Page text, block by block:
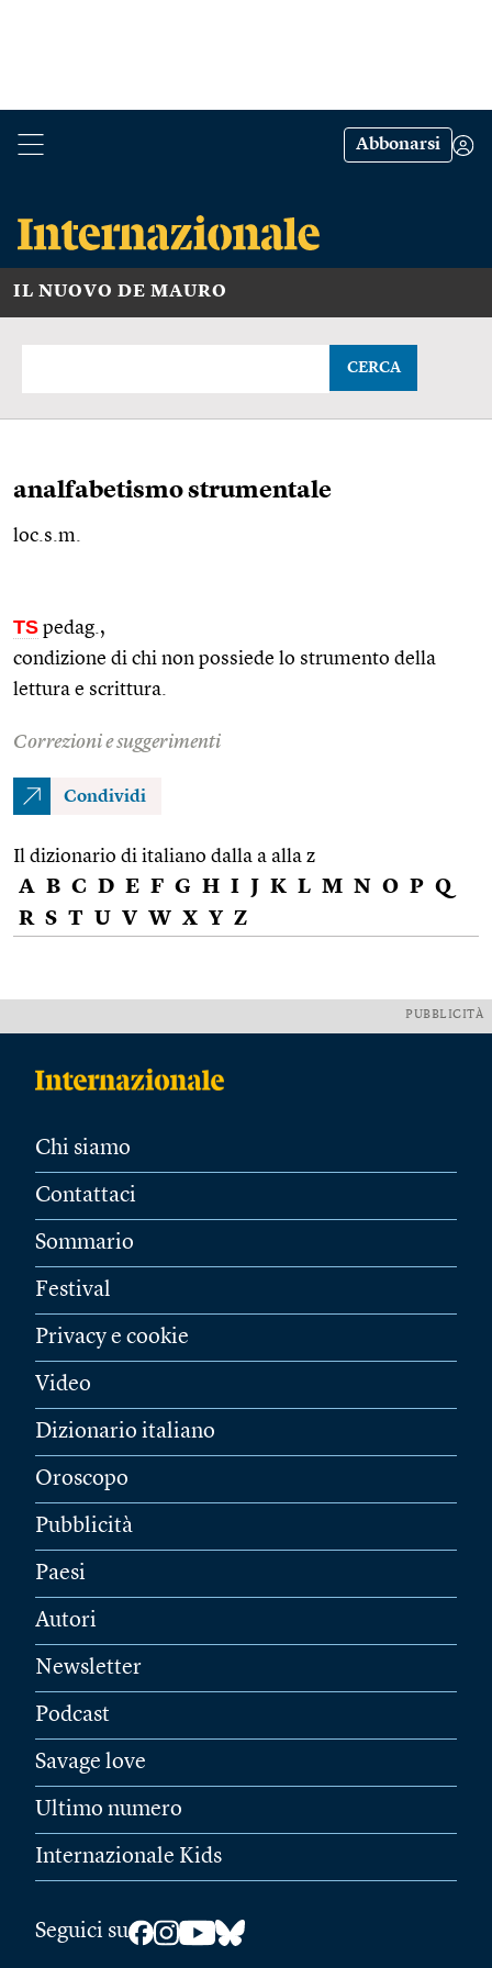
Abbonarsi
IL NUOVO DE MAURO
CERCA
analfabetismo strumentale
loc.s.m.
TS pedag. ,
condizione di chi non possiede lo strumento della
lettura e scrittura.
Correzioni e suggerimenti
Condividi
Il dizionario di italiano dalla a alla z
A B C D E F G H I J K L M N O P Q
R S T U V W X Y Z
PUBBLICITÀ
Chi siamo
Contattaci
Sommario
Festival
Privacy e cookie
Video
Dizionario italiano
Oroscopo
Pubblicità
Paesi
Autori
Newsletter
Podcast
Savage love
Ultimo numero
Internazionale Kids
Seguici su